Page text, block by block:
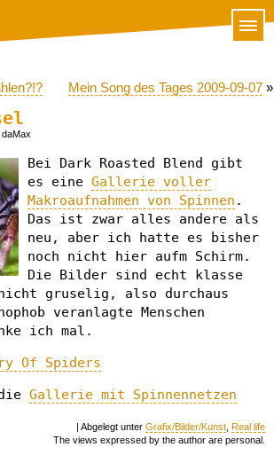
Mein Song des Tages 2009-09-07 »
daMax
Bei Dark Roasted Blend gibt
es eine Gallerie voller
Makroaufnahmen von Spinnen .
Das ist zwar alles andere als
neu, aber ich hatte es bisher
noch nicht hier aufm Schirm.
Die Bilder sind echt klasse
gruselig, also durchaus
veranlagte Menschen
ich mal.
Of Spiders
Gallerie mit Spinnennetzen
| Abgelegt unter Grafix/Bilder/Kunst Real life
The views expressed by the author are personal.